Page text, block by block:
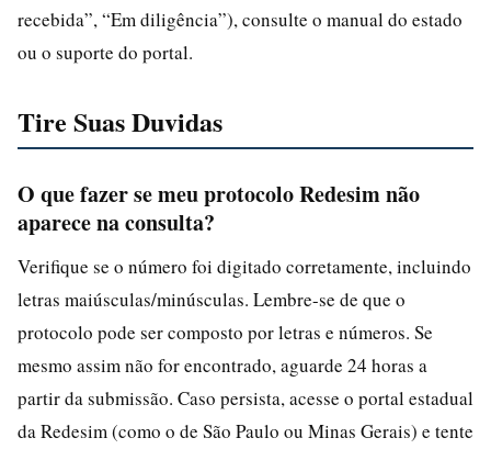
recebida”, “Em diligência”), consulte o manual do estado
ou o suporte do portal.
Tire Suas Duvidas
O que fazer se meu protocolo Redesim não
aparece na consulta?
Verifique se o número foi digitado corretamente, incluindo
letras maiúsculas/minúsculas. Lembre-se de que o
protocolo pode ser composto por letras e números. Se
mesmo assim não for encontrado, aguarde 24 horas a
partir da submissão. Caso persista, acesse o portal estadual
da Redesim (como o de São Paulo ou Minas Gerais) e tente